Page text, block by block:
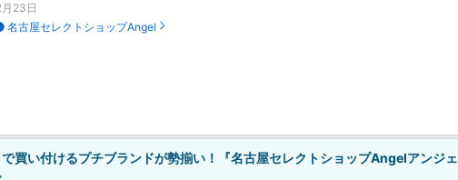
23日
名古屋セレクトショップAngel
買い付けるプチブランドが勢揃い！『名古屋セレクトショップAngelアンジェ